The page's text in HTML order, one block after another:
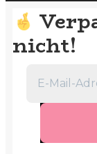
nicht!